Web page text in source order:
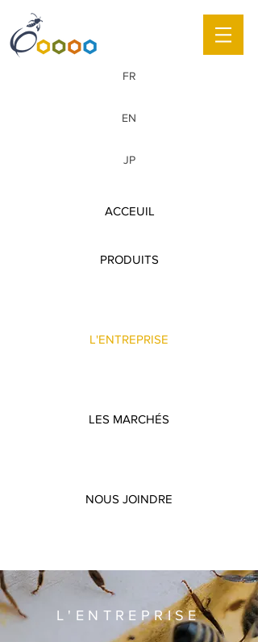
FR
EN
JP
ACCEUIL
PRODUITS
L'ENTREPRISE
LES MARCHÉS
NOUS JOINDRE
L'ENTREPRISE